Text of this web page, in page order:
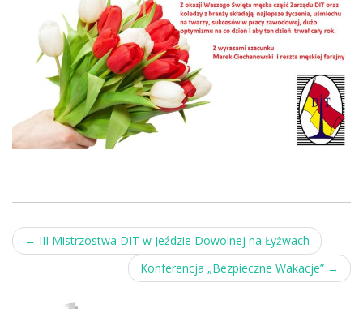
Post
navigation
← III Mistrzostwa DIT w Jeździe Dowolnej na Łyżwach
Konferencja „Bezpieczne Wakacje” →